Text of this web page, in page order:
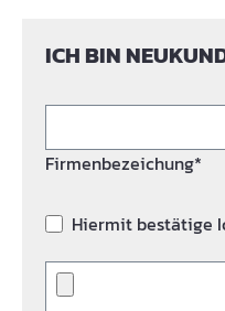
ICH BIN
Firmenbezeichung*
Hiermit bestätige